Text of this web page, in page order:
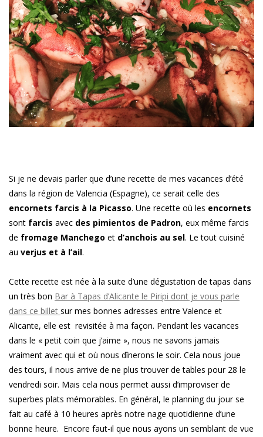
Si je ne devais parler que d’une recette de mes vacances d’été
dans la région de Valencia (Espagne), ce serait celle des
encornets farcis à la Picasso. Une recette où les encornets
sont farcis avec des pimientos de Padron, eux même farcis
de fromage Manchego et d’anchois au sel. Le tout cuisiné
au verjus et à l’ail.
Cette recette est née à la suite d’une dégustation de tapas dans
un très bon Bar à Tapas d’Alicante le Piripi dont je vous parle
dans ce billet sur mes bonnes adresses entre Valence et
Alicante, elle est revisitée à ma façon. Pendant les vacances
dans le « petit coin que j’aime », nous ne savons jamais
vraiment avec qui et où nous dînerons le soir. Cela nous joue
des tours, il nous arrive de ne plus trouver de tables pour 28 le
vendredi soir. Mais cela nous permet aussi d’improviser de
superbes plats mémorables. En général, le planning du jour se
fait au café à 10 heures après notre nage quotidienne d’une
bonne heure. Encore faut-il que nous ayons un semblant de vue